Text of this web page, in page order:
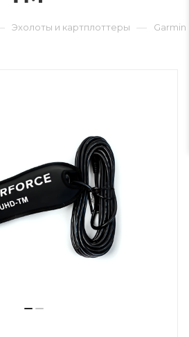
Эхолоты и картплоттеры — Garmin